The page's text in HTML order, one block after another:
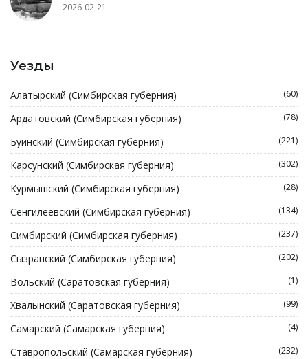
2026-02-21
Уезды
Алатырский (Симбирская губерния) (60)
Ардатовский (Симбирская губерния) (78)
Буинский (Симбирская губерния) (221)
Карсунский (Симбирская губерния) (302)
Курмышский (Симбирская губерния) (28)
Сенгилеевский (Симбирская губерния) (134)
Симбирский (Симбирская губерния) (237)
Сызранский (Симбирская губерния) (202)
Вольский (Саратовская губерния) (1)
Хвалынский (Саратовская губерния) (99)
Самарский (Самарская губерния) (4)
Ставропольский (Самарская губерния) (232)